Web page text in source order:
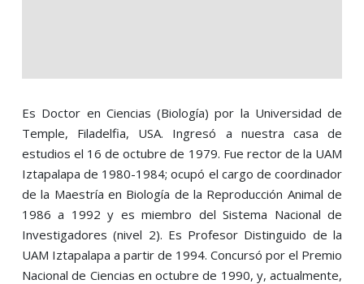
Es Doctor en Ciencias (Biología) por la Universidad de
Temple, Filadelfia, USA. Ingresó a nuestra casa de
estudios el 16 de octubre de 1979. Fue rector de la UAM
Iztapalapa de 1980-1984; ocupó el cargo de coordinador
de la Maestría en Biología de la Reproducción Animal de
1986 a 1992 y es miembro del Sistema Nacional de
Investigadores (nivel 2). Es Profesor Distinguido de la
UAM Iztapalapa a partir de 1994. Concursó por el Premio
Nacional de Ciencias en octubre de 1990, y, actualmente,